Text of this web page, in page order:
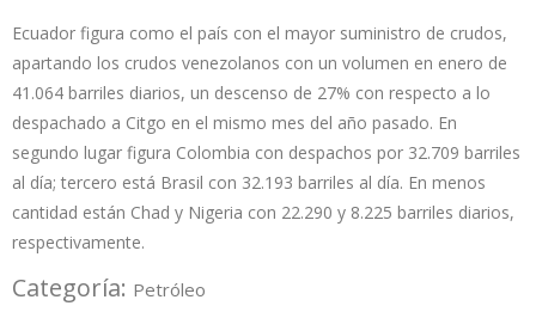
Ecuador figura como el país con el mayor suministro de crudos,
apartando los crudos venezolanos con un volumen en enero de
41.064 barriles diarios, un descenso de 27% con respecto a lo
despachado a Citgo en el mismo mes del año pasado. En
segundo lugar figura Colombia con despachos por 32.709 barriles
al día; tercero está Brasil con 32.193 barriles al día. En menos
cantidad están Chad y Nigeria con 22.290 y 8.225 barriles diarios,
respectivamente.
Categoría: Petróleo